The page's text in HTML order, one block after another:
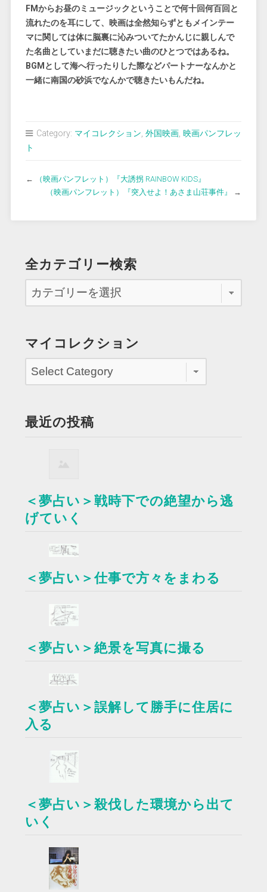
FMからお昼のミュージックということで何十回何百回と
流れたのを耳にして、映画は全然知らずともメインテー
マに関しては体に脳裏に沁みついてたかんじに親しんで
た名曲としていまだに聴きたい曲のひとつではあるね。
BGMとして海へ行ったりした際などパートナーなんかと
一緒に南国の砂浜でなんかで聴きたいもんだね。
Category: マイコレクション, 外国映画, 映画パンフレッ
ト
←
（映画パンフレット）『大誘拐 RAINBOW KIDS』
（映画パンフレット）『突入せよ！あさま山荘事件』
→
全カテゴリー検索
マイコレクション
最近の投稿
＜夢占い＞戦時下での絶望から逃
げていく
＜夢占い＞仕事で方々をまわる
＜夢占い＞絶景を写真に撮る
＜夢占い＞誤解して勝手に住居に
入る
＜夢占い＞殺伐した環境から出て
いく